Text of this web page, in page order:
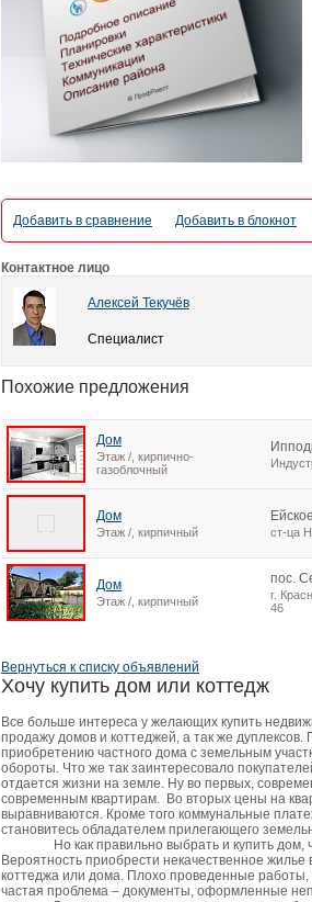
Добавить в сравнение Добавить в блокнот
Контактное лицо
Алексей Текучёв
Специалист
Похожие предложения
Дом
Этаж /, кирпично-
газоблочный
Дом
Этаж /, кирпичный ст-ца
Дом
Этаж /, кирпичный
пос.
г.
46
Вернуться к списку объявлений
Хочу купить дом или коттедж
Все больше интереса у желающих купить
продажу домов и коттеджей, а так же
приобретению частного дома с земельным
обороты. Что же так заинтересовало
отдается жизни на земле. Ну во первых,
современным квартирам. Во вторых цены на
выравниваются. Кроме того коммунальные
становитесь обладателем прилегающего
Но как правильно выбрать и купить
Вероятность приобрести некачественное
коттеджа или дома. Плохо проведенные
частая проблема – документы, оформленные